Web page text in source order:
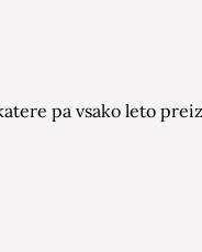
pa vsako leto